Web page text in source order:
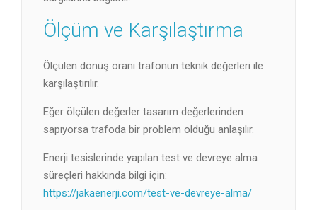
Ölçüm ve Karşılaştırma
Ölçülen dönüş oranı trafonun teknik değerleri ile
karşılaştırılır.
Eğer ölçülen değerler tasarım değerlerinden
sapıyorsa trafoda bir problem olduğu anlaşılır.
Enerji tesislerinde yapılan test ve devreye alma
süreçleri hakkında bilgi için:
https://jakaenerji.com/test-ve-devreye-alma/